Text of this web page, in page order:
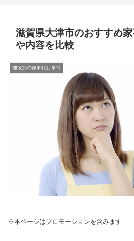
滋賀県大津市のおすすめ
や内容を比較
地域別の家事代行事情
※本ページはプロモーションを含みます